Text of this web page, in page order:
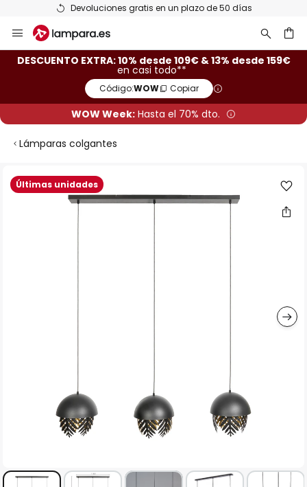
Devoluciones gratis en un plazo de 50 días
al
contenido
DESCUENTO EXTRA: 10% desde 109€ & 13% desde 159€
en casi todo**
Código:WOW Copiar
WOW Week: Hasta el 70% dto.
Lámparas colgantes
Últimas unidades
Saltar
al